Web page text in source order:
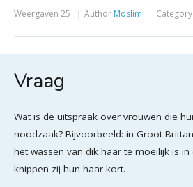
Weergaven 25 Author Moslim Category
Vraag
Wat is de uitspraak over vrouwen die
noodzaak? Bijvoorbeeld: in Groot-
het wassen van dik haar te moeilijk is
knippen zij hun haar kort.